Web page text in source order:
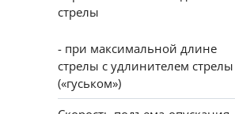
стрелы
- при максимальной длине
стрелы с удлинителем стрелы
(«гуськом»)